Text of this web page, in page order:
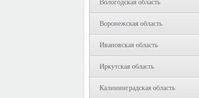
Вологодская область
Воронежская область
Ивановская область
Иркутская область
Калининградская область